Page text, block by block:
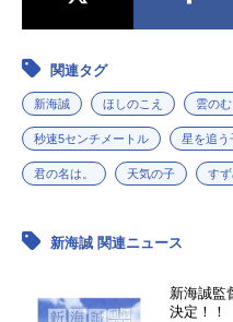
関連タグ
新海誠 ほしのこえ 雲の
秒速5センチメートル 星を追う
君の名は。 天気の子 す
新海誠 関連ニュース
新海誠監
決定！！